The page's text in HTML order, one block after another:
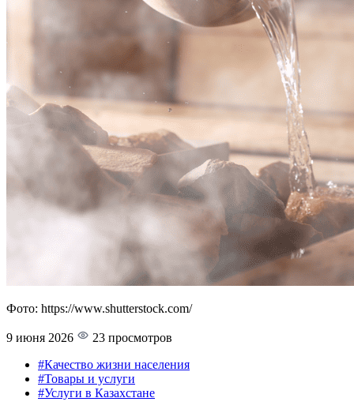
Фото: https://www.shutterstock.com/
9 июня 2026
23 просмотров
#Качество жизни населения
#Товары и услуги
#Услуги в Казахстане